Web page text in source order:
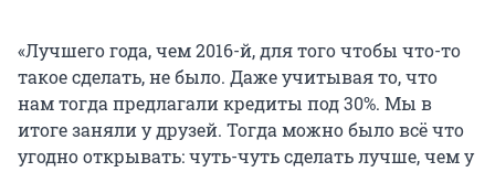
«Лучшего года, чем 2016-й, для того чтобы что-то
такое сделать, не было. Даже учитывая то, что
нам тогда предлагали кредиты под 30%. Мы в
итоге заняли у друзей. Тогда можно было всё что
угодно открывать: чуть-чуть сделать лучше, чем у